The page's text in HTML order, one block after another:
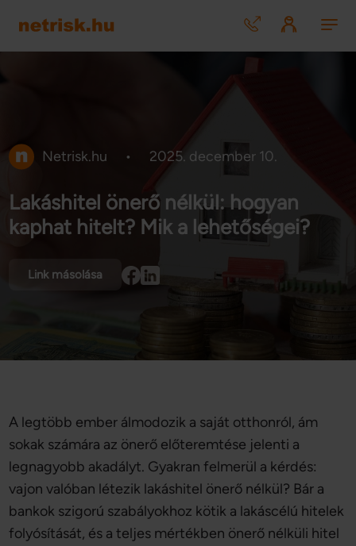
Netrisk.hu • 2025. december 10.
Lakáshitel önerő nélkül: hogyan
kaphat hitelt? Mik a lehetőségei?
Link másolása
A legtöbb ember álmodozik a saját otthonról, ám
sokak számára az önerő előteremtése jelenti a
legnagyobb akadályt. Gyakran felmerül a kérdés:
vajon valóban létezik lakáshitel önerő nélkül? Bár a
bankok szigorú szabályokhoz kötik a lakáscélú hitelek
folyósítását, és a teljes mértékben önerő nélküli hitel